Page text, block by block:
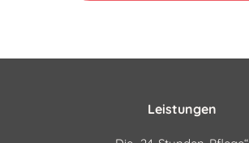
Leistungen